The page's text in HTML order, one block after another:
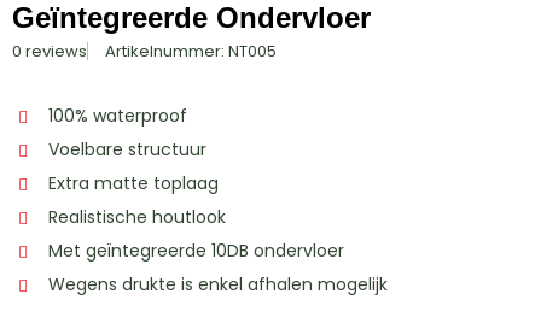
Geïntegreerde Ondervloer
0 reviews Artikelnummer: NT005
100% waterproof
Voelbare structuur
Extra matte toplaag
Realistische houtlook
Met geïntegreerde 10DB ondervloer
Wegens drukte is enkel afhalen mogelijk